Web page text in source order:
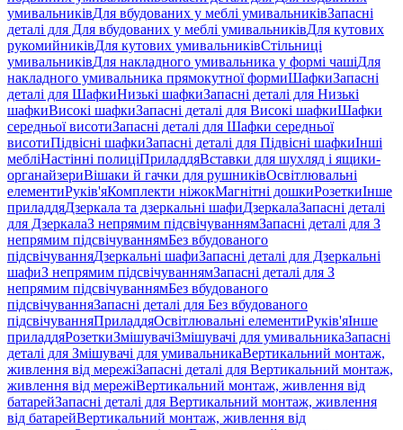
умивальниківДля вбудованих у меблі умивальниківЗапасні
деталі для Для вбудованих у меблі умивальниківДля кутових
рукомийниківДля кутових умивальниківСтільниці
умивальниківДля накладного умивальника у формі чашіДля
накладного умивальника прямокутної формиШафкиЗапасні
деталі для ШафкиНизькі шафкиЗапасні деталі для Низькі
шафкиВисокі шафкиЗапасні деталі для Високі шафкиШафки
середньої висотиЗапасні деталі для Шафки середньої
висотиПідвісні шафкиЗапасні деталі для Підвісні шафкиІнші
мебліНастінні полиціПриладдяВставки для шухляд і ящики-
органайзериВішаки й гачки для рушниківОсвітлювальні
елементиРуків'яКомплекти ніжокМагнітні дошкиРозеткиІнше
приладдяДзеркала та дзеркальні шафиДзеркалаЗапасні деталі
для ДзеркалаЗ непрямим підсвічуваннямЗапасні деталі для З
непрямим підсвічуваннямБез вбудованого
підсвічуванняДзеркальні шафиЗапасні деталі для Дзеркальні
шафиЗ непрямим підсвічуваннямЗапасні деталі для З
непрямим підсвічуваннямБез вбудованого
підсвічуванняЗапасні деталі для Без вбудованого
підсвічуванняПриладдяОсвітлювальні елементиРуків'яІнше
приладдяРозеткиЗмішувачіЗмішувачі для умивальникаЗапасні
деталі для Змішувачі для умивальникаВертикальний монтаж,
живлення від мережіЗапасні деталі для Вертикальний монтаж,
живлення від мережіВертикальний монтаж, живлення від
батарейЗапасні деталі для Вертикальний монтаж, живлення
від батарейВертикальний монтаж, живлення від